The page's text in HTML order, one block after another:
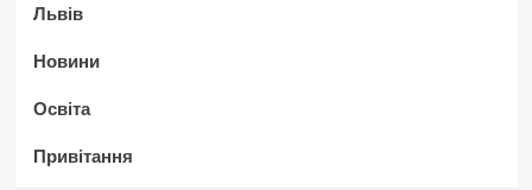
Львів
Новини
Освіта
Привітання